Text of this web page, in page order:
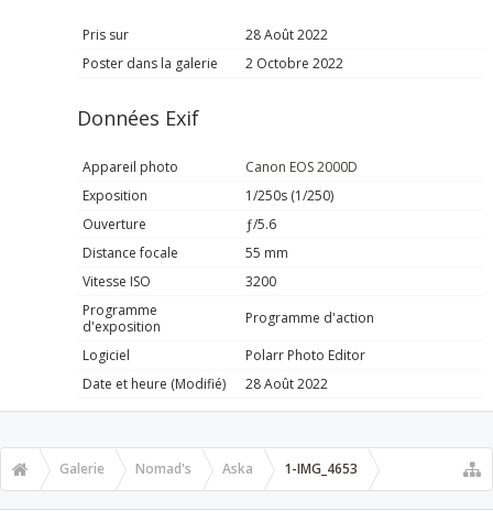
Pris sur
28 Août 2022
Poster dans la galerie
2 Octobre 2022
Données Exif
Appareil photo
Canon EOS 2000D
Exposition
1/250s (1/250)
Ouverture
ƒ/5.6
Distance focale
55 mm
Vitesse ISO
3200
Programme
d'exposition
Programme d'action
Logiciel
Polarr Photo Editor
Date et heure (Modifié)
28 Août 2022
Galerie Nomad's Aska 1-IMG_4653